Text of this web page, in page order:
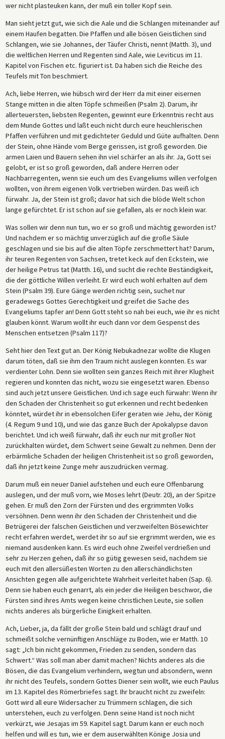
wer nicht plasteuken kann, der muß ein toller Kopf sein.
Man sieht jetzt gut, wie sich die Aale und die Schlangen miteinander auf
einem Haufen begatten. Die Pfaffen und alle bösen Geistlichen sind
Schlangen, wie sie Johannes, der Täufer Christi, nennt (Matth. 3), und
die weltlichen Herren und Regenten sind Aale, wie Leviticus im 11.
Kapitel von Fischen etc. figuriert ist. Da haben sich die Reiche des
Teufels mit Ton beschmiert.
Ach, liebe Herren, wie hübsch wird der Herr da mit einer eisernen
Stange mitten in die alten Töpfe schmeißen (Psalm 2). Darum, ihr
allerteuersten, liebsten Regenten, gewinnt eure Erkenntnis recht aus
dem Munde Gottes und laßt euch nicht durch eure heuchlerischen
Pfaffen verführen und mit gedichteter Geduld und Güte aufhalten. Denn
der Stein, ohne Hände vom Berge gerissen, ist groß geworden. Die
armen Laien und Bauern sehen ihn viel schärfer an als ihr. Ja, Gott sei
gelobt, er ist so groß geworden, daß andere Herren oder
Nachbarregenten, wenn sie euch um des Evangeliums willen verfolgen
wollten, von ihrem eigenen Volk vertrieben würden. Das weiß ich
fürwahr. Ja, der Stein ist groß; davor hat sich die blöde Welt schon
lange gefürchtet. Er ist schon auf sie gefallen, als er noch klein war.
Was sollen wir denn nun tun, wo er so groß und mächtig geworden ist?
Und nachdem er so mächtig unverzüglich auf die große Säule
geschlagen und sie bis auf die alten Töpfe zerschmettert hat? Darum,
ihr teuren Regenten von Sachsen, tretet keck auf den Eckstein, wie
der heilige Petrus tat (Matth. 16), und sucht die rechte Beständigkeit,
die der göttliche Willen verleiht. Er wird euch wohl erhalten auf dem
Stein (Psalm 39). Eure Gänge werden richtig sein, suchet nur
geradewegs Gottes Gerechtigkeit und greifet die Sache des
Evangeliums tapfer an! Denn Gott steht so nah bei euch, wie ihr es nicht
glauben könnt. Warum wollt ihr euch dann vor dem Gespenst des
Menschen entsetzen (Psalm 117)?
Seht hier den Text gut an. Der König Nebukadnezar wollte die Klugen
darum töten, daß sie ihm den Traum nicht auslegen konnten. Es war
verdienter Lohn. Denn sie wollten sein ganzes Reich mit ihrer Klugheit
regieren und konnten das nicht, wozu sie eingesetzt waren. Ebenso
sind auch jetzt unsere Geistlichen. Und ich sage euch fürwahr: Wenn ihr
den Schaden der Christenheit so gut erkennen und recht bedenken
könntet, würdet ihr in ebensolchen Eifer geraten wie Jehu, der König
(4. Regum 9 und 10), und wie das ganze Buch der Apokalypse davon
berichtet. Und ich weiß fürwahr, daß ihr euch nur mit großer Not
zurückhalten würdet, dem Schwert seine Gewalt zu nehmen. Denn der
erbärmliche Schaden der heiligen Christenheit ist so groß geworden,
daß ihn jetzt keine Zunge mehr auszudrücken vermag.
Darum muß ein neuer Daniel aufstehen und euch eure Offenbarung
auslegen, und der muß vorn, wie Moses lehrt (Deutr. 20), an der Spitze
gehen. Er muß den Zorn der Fürsten und des ergrimmten Volks
versöhnen. Denn wenn ihr den Schaden der Christenheit und die
Betrügerei der falschen Geistlichen und verzweifelten Bösewichter
recht erfahren werdet, werdet ihr so auf sie ergrimmt werden, wie es
niemand ausdenken kann. Es wird euch ohne Zweifel verdrießen und
sehr zu Herzen gehen, daß ihr so gütig gewesen seid, nachdem sie
euch mit den allersüßesten Worten zu den allerschändlichsten
Ansichten gegen alle aufgerichtete Wahrheit verleitet haben (Sap. 6).
Denn sie haben euch genarrt, als ein jeder die Heiligen beschwor, die
Fürsten sind ihres Amts wegen keine christlichen Leute, sie sollen
nichts anderes als bürgerliche Einigkeit erhalten.
Ach, Lieber, ja, da fällt der große Stein bald und schlägt drauf und
schmeißt solche vernünftigen Anschläge zu Boden, wie er Matth. 10
sagt: „Ich bin nicht gekommen, Frieden zu senden, sondern das
Schwert.“ Was soll man aber damit machen? Nichts anderes als die
Bösen, die das Evangelium verhindern, wegtun und absondern, wenn
ihr nicht des Teufels, sondern Gottes Diener sein wollt, wie euch Paulus
im 13. Kapitel des Römerbriefes sagt. Ihr braucht nicht zu zweifeln:
Gott wird all eure Widersacher zu Trümmern schlagen, die sich
unterstehen, euch zu verfolgen. Denn seine Hand ist noch nicht
verkürzt, wie Jesajas im 59. Kapitel sagt. Darum kann er euch noch
helfen und will es tun, wie er dem auserwählten Könige Josia und